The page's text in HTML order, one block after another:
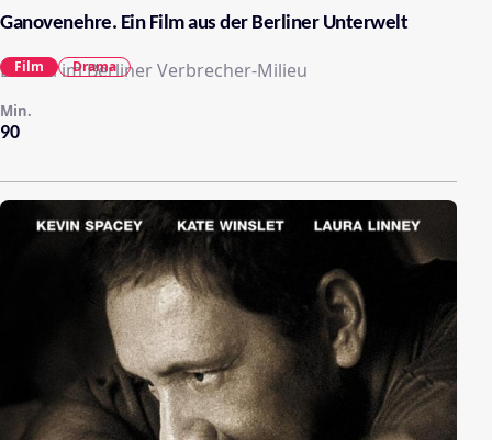
Ganovenehre. Ein Film aus der Berliner Unterwelt
Drama im Berliner Verbrecher-Milieu
90
Min.
Film Drama